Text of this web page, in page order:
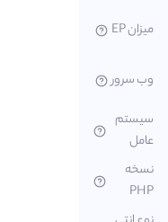
میزان EP
وب سرور
سیستم
عامل
نسخه
PHP